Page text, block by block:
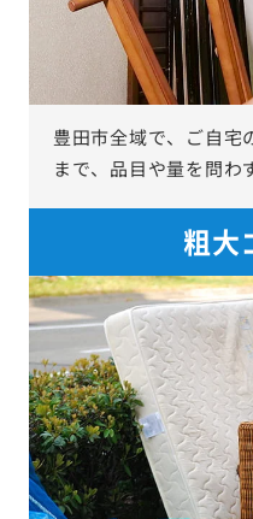
豊田市全域で、ご自宅
まで、品目や量を問わ
粗大